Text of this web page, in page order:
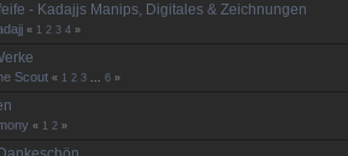
- Kadajjs Manips, Digitales & Zeichnungen
« 1 2 3 4 »
Scout « 1 2 3 ...6 »
« 1 2 »